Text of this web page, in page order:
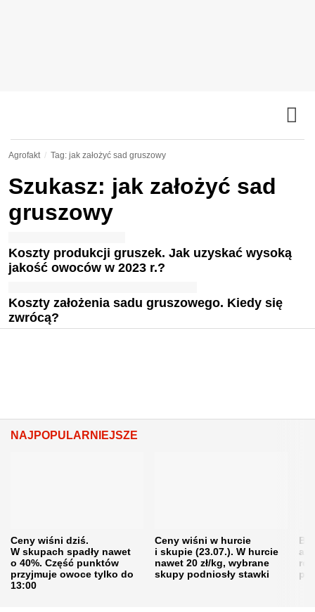
Agrofakt Tag: jak założyć sad gruszowy
Szukasz: jak założyć sad
gruszowy
Koszty produkcji gruszek. Jak uzyskać wysoką
jakość owoców w 2023 r.?
Koszty założenia sadu gruszowego. Kiedy się
zwrócą?
NAJPOPULARNIEJSZE
Ceny wiśni dziś.
W skupach spadły nawet
o 40%. Część punktów
przyjmuje owoce tylko do
13:00
Ceny wiśni w hurcie
i skupie (23.07.). W hurcie
nawet 20 zł/kg, wybrane
skupy podniosły stawki